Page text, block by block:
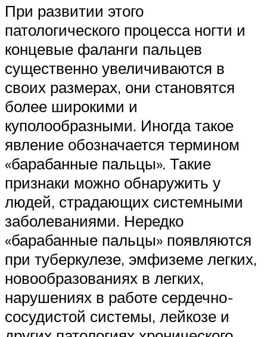
При развитии этого
патологического процесса ногти и
концевые фаланги пальцев
существенно увеличиваются в
своих размерах, они становятся
более широкими и
куполообразными. Иногда такое
явление обозначается термином
«барабанные пальцы». Такие
признаки можно обнаружить у
людей, страдающих системными
заболеваниями. Нередко
«барабанные пальцы» появляются
при туберкулезе, эмфиземе легких,
новообразованиях в легких,
нарушениях в работе сердечно-
сосудистой системы, лейкозе и